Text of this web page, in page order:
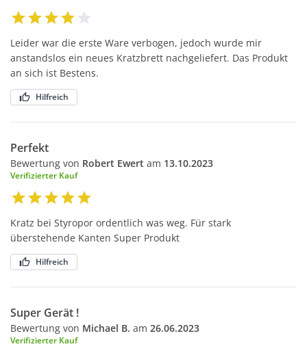
Leider war die erste Ware verbogen, jedoch wurde mir
anstandslos ein neues Kratzbrett nachgeliefert. Das Produkt
an sich ist Bestens.
Hilfreich
Perfekt
Bewertung von Robert Ewert am 13.10.2023
Verifizierter Kauf
Kratz bei Styropor ordentlich was weg. Für stark
überstehende Kanten Super Produkt
Hilfreich
Super Gerät !
Bewertung von Michael B. am 26.06.2023
Verifizierter Kauf